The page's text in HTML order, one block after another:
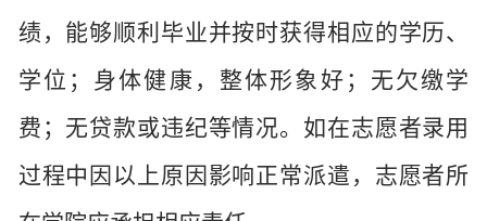
绩，能够顺利毕业并按时获得相应的学历、
学位；身体健康，整体形象好；无欠缴学
费；无贷款或违纪等情况。如在志愿者录用
过程中因以上原因影响正常派遣，志愿者所